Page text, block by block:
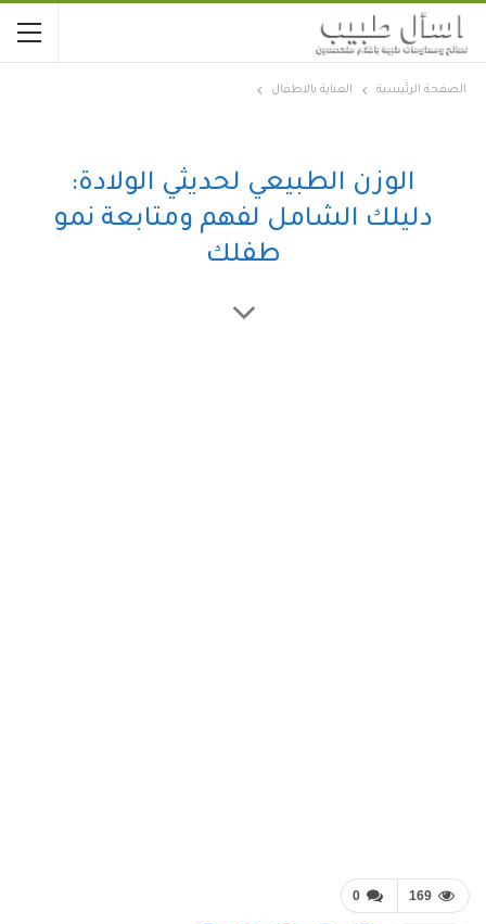
الصفحة الرئيسية العناية بالاطفال
الوزن الطبيعي لحديثي الولادة:
دليلك الشامل لفهم ومتابعة نمو
طفلك
0 169